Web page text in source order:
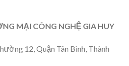
MẠI CÔNG NGHỆ GIA HUY
12, Quận Tân Bình, Thành